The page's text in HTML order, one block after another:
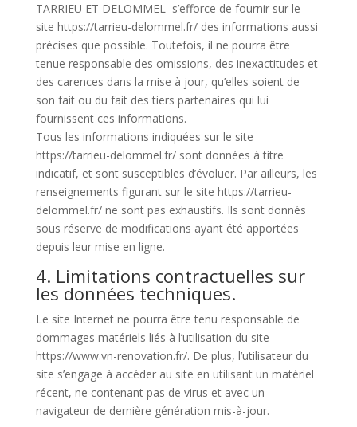
TARRIEU ET DELOMMEL s’efforce de fournir sur le
site https://tarrieu-delommel.fr/ des informations aussi
précises que possible. Toutefois, il ne pourra être
tenue responsable des omissions, des inexactitudes et
des carences dans la mise à jour, qu’elles soient de
son fait ou du fait des tiers partenaires qui lui
fournissent ces informations.
Tous les informations indiquées sur le site
https://tarrieu-delommel.fr/ sont données à titre
indicatif, et sont susceptibles d’évoluer. Par ailleurs, les
renseignements figurant sur le site https://tarrieu-
delommel.fr/ ne sont pas exhaustifs. Ils sont donnés
sous réserve de modifications ayant été apportées
depuis leur mise en ligne.
4. Limitations contractuelles sur
les données techniques.
Le site Internet ne pourra être tenu responsable de
dommages matériels liés à l’utilisation du site
https://www.vn-renovation.fr/. De plus, l’utilisateur du
site s’engage à accéder au site en utilisant un matériel
récent, ne contenant pas de virus et avec un
navigateur de dernière génération mis-à-jour.